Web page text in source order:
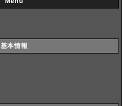
基本情報